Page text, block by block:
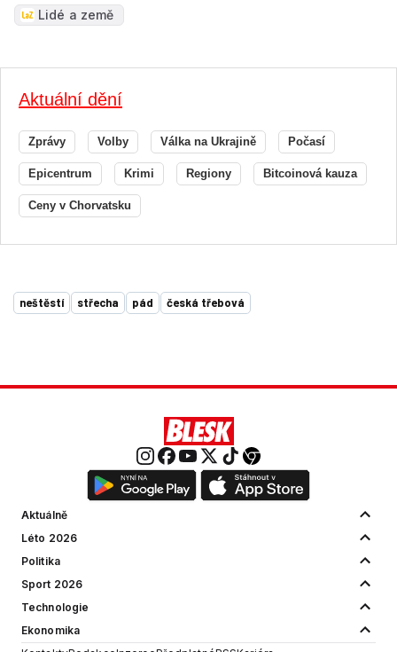
Lidé a země
Aktuální dění
Zprávy Volby Válka na Ukrajině Počasí
Epicentrum Krimi Regiony Bitcoinová kauza
Ceny v Chorvatsku
neštěstí střecha pád česká třebová
Aktuálně
Léto 2026
Politika
Sport 2026
Technologie
Ekonomika